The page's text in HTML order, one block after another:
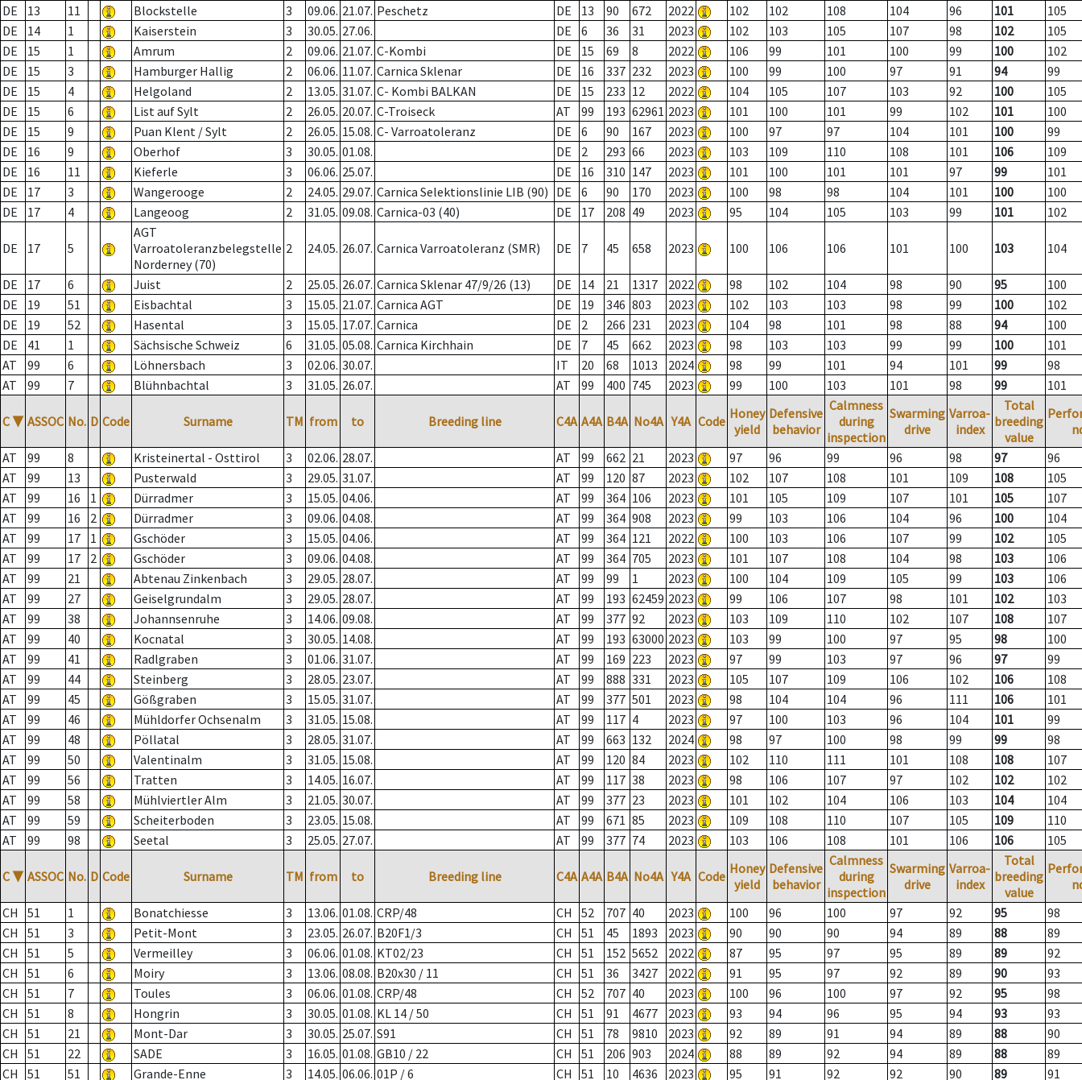
DE
13 11 Blockstelle 3 09.06. 21.07. Peschetz DE 13 90 672 2022 102 102 108 104 96 101
105
DE
14 1 Kaiserstein 3 30.05. 27.06. DE 6 36 31 2023 102 103 105 107 98 102
105
DE
15 1 Amrum 2 09.06. 21.07. C-Kombi DE 15 69 8 2022 106 99 101 100 99 100
102
DE
15 3 Hamburger Hallig 2 06.06. 11.07. Carnica Sklenar DE 16 337 232 2023 100 99 100 97 91 94
99
DE
15 4 Helgoland 2 13.05. 31.07. C- Kombi BALKAN DE 15 233 12 2022 104 105 107 103 92 100
105
DE
15 6 List auf Sylt 2 26.05. 20.07. C-Troiseck AT 99 193 62961 2023 101 100 101 99 102 101
100
DE
15 9 Puan Klent / Sylt 2 26.05. 15.08. C- Varroatoleranz DE 6 90 167 2023 100 97 97 104 101 100
99
DE
16 9 Oberhof 3 30.05. 01.08. DE 2 293 66 2023 103 109 110 108 101 106
109
DE
16 11 Kieferle 3 06.06. 25.07. DE 16 310 147 2023 101 100 101 101 97 99
101
DE
17 3 Wangerooge 2 24.05. 29.07. Carnica Selektionslinie LIB (90) DE 6 90 170 2023 100 98 98 104 101 100
100
DE
17 4 Langeoog 2 31.05. 09.08. Carnica-03 (40) DE 17 208 49 2023 95 104 105 103 99 101 102
DE 17 5
AGT
Varroatoleranzbelegstelle
Norderney (70)
2 24.05. 26.07. Carnica Varroatoleranz (SMR) DE 7 45 658 2023 100 106 106 101 100 103 104
DE 17 6 Juist 2 25.05. 26.07. Carnica Sklenar 47/9/26 (13) DE 14 21 1317 2022 98 102 104 98 90 95
100
DE
19 51 Eisbachtal 3 15.05. 21.07. Carnica AGT DE 19 346 803 2023 102 103 103 98 99 100
102
DE
19 52 Hasental 3 15.05. 17.07. Carnica DE 2 266 231 2023 104 98 101 98 88 94
100
DE
41 1 Sächsische Schweiz 6 31.05. 05.08. Carnica Kirchhain DE 7 45 662 2023 98 103 103 99 99 100
101
AT
99 6 Löhnersbach 3 02.06. 30.07. IT 20 68 1013 2024 98 99 101 94 101 99
98
AT
99 7 Blühnbachtal 3 31.05. 26.07. AT 99 400 745 2023 99 100 103 101 98 99 101
C ▼ ASSOC No. D Code Surname TM from to Breeding line C4A A4A B4A No4A Y4A Code Honey
yield
Defensive
behavior
Calmness
during
inspection
Swarming
drive
Varroa-
index
Total
breeding
value
AT
99 8 Kristeinertal - Osttirol 3 02.06. 28.07. AT 99 662 21 2023 97 96 99 96 98 97
96
AT
99 13 Pusterwald 3 29.05. 31.07. AT 99 120 87 2023 102 107 108 101 109 108
105
AT
99 16 1 Dürradmer 3 15.05. 04.06. AT 99 364 106 2023 101 105 109 107 101 105
107
AT
99 16 2 Dürradmer 3 09.06. 04.08. AT 99 364 908 2023 99 103 106 104 96 100
104
AT
99 17 1 Gschöder 3 15.05. 04.06. AT 99 364 121 2022 100 103 106 107 99 102
105
AT
99 17 2 Gschöder 3 09.06. 04.08. AT 99 364 705 2023 101 107 108 104 98 103
106
AT
99 21 Abtenau Zinkenbach 3 29.05. 28.07. AT 99 99 1 2023 100 104 109 105 99 103
106
AT
99 27 Geiselgrundalm 3 29.05. 28.07. AT 99 193 62459 2023 99 106 107 98 101 102
103
AT
99 38 Johannsenruhe 3 14.06. 09.08. AT 99 377 92 2023 103 109 110 102 107 108
107
AT
99 40 Kocnatal 3 30.05. 14.08. AT 99 193 63000 2023 103 99 100 97 95 98
100
AT
99 41 Radlgraben 3 01.06. 31.07. AT 99 169 223 2023 97 99 103 97 96 97
99
AT
99 44 Steinberg 3 28.05. 23.07. AT 99 888 331 2023 105 107 109 106 102 106
108
AT
99 45 Gößgraben 3 15.05. 31.07. AT 99 377 501 2023 98 104 104 96 111 106
101
AT
99 46 Mühldorfer Ochsenalm 3 31.05. 15.08. AT 99 117 4 2023 97 100 103 96 104 101
99
AT
99 48 Pöllatal 3 28.05. 31.07. AT 99 663 132 2024 98 97 100 98 99 99
98
AT
99 50 Valentinalm 3 31.05. 15.08. AT 99 120 84 2023 102 110 111 101 108 108
107
AT
99 56 Tratten 3 14.05. 16.07. AT 99 117 38 2023 98 106 107 97 102 102
102
AT
99 58 Mühlviertler Alm 3 21.05. 30.07. AT 99 377 23 2023 101 102 104 106 103 104
104
AT
99 59 Scheiterboden 3 23.05. 15.08. AT 99 671 85 2023 109 108 110 107 105 109
110
AT
99 98 Seetal 3 25.05. 27.07. AT 99 377 74 2023 103 106 108 101 106 106 105
C ▼ ASSOC No. D Code Surname TM from to Breeding line C4A A4A B4A No4A Y4A Code Honey
yield
Defensive
behavior
Calmness
during
inspection
Swarming
drive
Varroa-
index
Total
breeding
value
CH
51 1 Bonatchiesse 3 13.06. 01.08. CRP/48 CH 52 707 40 2023 100 96 100 97 92 95
98
CH
51 3 Petit-Mont 3 23.05. 26.07. B20F1/3 CH 51 45 1893 2023 90 90 90 94 89 88
89
CH
51 5 Vermeilley 3 06.06. 01.08. KT02/23 CH 51 152 5652 2022 87 95 97 95 89 89
92
CH
51 6 Moiry 3 13.06. 08.08. B20x30 / 11 CH 51 36 3427 2022 91 95 97 92 89 90
93
CH
51 7 Toules 3 06.06. 01.08. CRP/48 CH 52 707 40 2023 100 96 100 97 92 95
98
CH
51 8 Hongrin 3 30.05. 01.08. KL 14 / 50 CH 51 91 4677 2023 93 94 96 95 94 93
93
CH
51 21 Mont-Dar 3 30.05. 25.07. S91 CH 51 78 9810 2023 92 89 91 94 89 88
90
CH
51 22 SADE 3 16.05. 01.08. GB10 / 22 CH 51 206 903 2024 88 89 92 94 89 88
89
CH
51 51 Grande-Enne 3 14.05. 06.06. 01P / 6 CH 51 10 4636 2023 95 91 92 92 90 89 91